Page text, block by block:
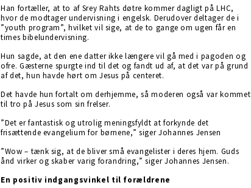
Han fortæller, at to af Srey Rahts døtre kommer dagligt på LHC,
hvor de modtager undervisning i engelsk. Derudover deltager de i
”youth program”, hvilket vil sige, at de to gange om ugen får en
times bibelundervisning.
Hun sagde, at den ene datter ikke længere vil gå med i pagoden og
ofre. Gæsterne spurgte ind til det og fandt ud af, at det var på grund
af det, hun havde hørt om Jesus på centeret.
Det havde hun fortalt om derhjemme, så moderen også var kommet
til tro på Jesus som sin frelser.
”Det er fantastisk og utrolig meningsfyldt at forkynde det
frisættende evangelium for børnene,” siger Johannes Jensen
”Wow – tænk sig, at de bliver små evangelister i deres hjem. Guds
ånd virker og skaber varig forandring,” siger Johannes Jensen.
En positiv indgangsvinkel til forældrene